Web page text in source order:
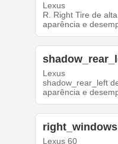
Lexus
R. Right Tire de
aparência e
Lexus
shadow_rear_left
aparência e
right_windows
Lexus 60